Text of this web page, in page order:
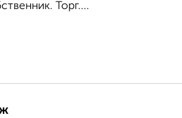
Торг....